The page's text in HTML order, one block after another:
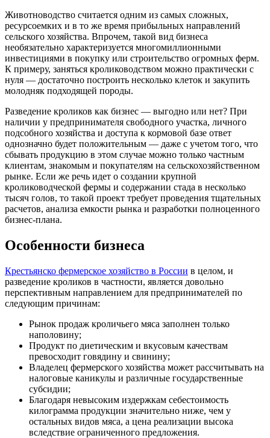
Животноводство считается одним из самых сложных,
ресурсоемких и в то же время прибыльных направлений
сельского хозяйства. Впрочем, такой вид бизнеса
необязательно характеризуется многомиллионными
инвестициями в покупку или строительство огромных ферм.
К примеру, заняться кролиководством можно практически с
нуля — достаточно построить несколько клеток и закупить
молодняк подходящей породы.
Разведение кроликов как бизнес — выгодно или нет? При
наличии у предпринимателя свободного участка, личного
подсобного хозяйства и доступа к кормовой базе ответ
однозначно будет положительным — даже с учетом того, что
сбывать продукцию в этом случае можно только частным
клиентам, знакомым и покупателям на сельскохозяйственном
рынке. Если же речь идет о создании крупной
кролиководческой фермы и содержании стада в несколько
тысяч голов, то такой проект требует проведения тщательных
расчетов, анализа емкости рынка и разработки полноценного
бизнес-плана.
Особенности бизнеса
Крестьянско фермерское хозяйство в России в целом, и
разведение кроликов в частности, является довольно
перспективным направлением для предпринимателей по
следующим причинам:
Рынок продаж кроличьего мяса заполнен только
наполовину;
Продукт по диетическим и вкусовым качествам
превосходит говядину и свинину;
Владелец фермерского хозяйства может рассчитывать на
налоговые каникулы и различные государственные
субсидии;
Благодаря невысоким издержкам себестоимость
килограмма продукции значительно ниже, чем у
остальных видов мяса, а цена реализации высока
вследствие ограниченного предложения.